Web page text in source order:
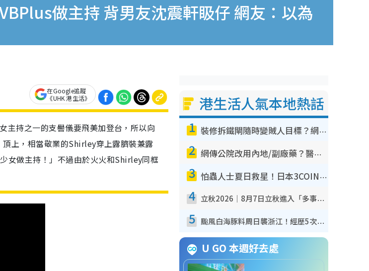
做主持 背男友沈震軒𥄫仔 網友：以為
在Google追蹤
《UHK 港生活》
主持之一的支嚳儀要飛美加登台，所以向
上，相當敬業的Shirley穿上露臍裝兼露
女做主持！」不過由於火火和Shirley同框
港生活人氣本地熱話
1 裝修拆鐵閘隨時變賊人目標？網民揭2大關鍵用途：裝新式等於白裝？附新舊鐵閘分別
2 網傳公院改用內地/副廠藥？醫生拆解正副廠分別 揭4類人換藥隨時出事
3 怕蟲人士夏日救星！日本3COINS爆紅驅蟲神器$45起 1招「全程免觸碰」輕鬆搞定小強
4 立秋2026｜8月7日立秋進入「多事之秋」 3件事唔做得！專家教6招開運 清枱頭／銀包納氣接好運
5 颱風白海豚料周日襲浙江！經歷5次「眼牆置換」極罕見 成登陸內地最長途颱風
U GO 本週好去處